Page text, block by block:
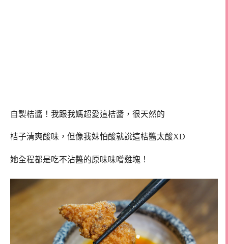
自製桔醬！我跟我媽超愛這桔醬，很天然的
桔子清爽酸味，但像我妹怕酸就說這桔醬太酸XD
她全程都是吃不沾醬的原味味噌雞塊！